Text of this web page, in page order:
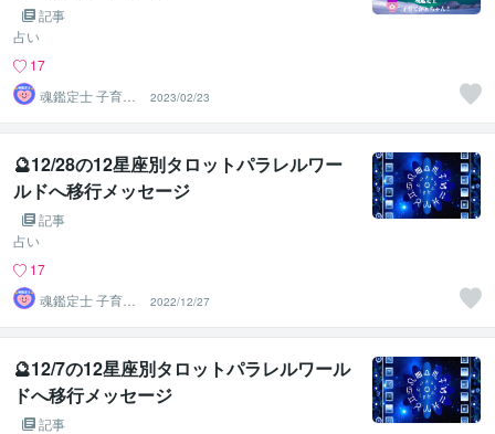
記事
占い
17
魂鑑定士 子育て
かぁちゃん！
2023/02/23
🔮12/28の12星座別タロットパラレルワー
ルドへ移行メッセージ
記事
占い
17
魂鑑定士 子育て
かぁちゃん！
2022/12/27
🔮12/7の12星座別タロットパラレルワール
ドへ移行メッセージ
記事